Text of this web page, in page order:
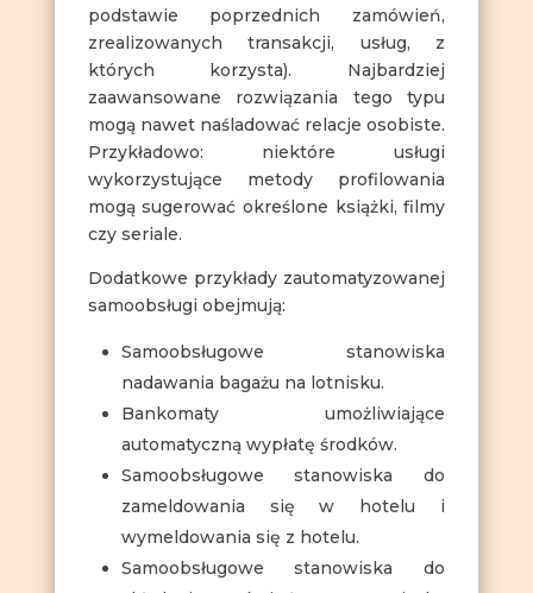
podstawie poprzednich zamówień,
zrealizowanych transakcji, usług, z
których korzysta). Najbardziej
zaawansowane rozwiązania tego typu
mogą nawet naśladować relacje osobiste.
Przykładowo: niektóre usługi
wykorzystujące metody profilowania
mogą sugerować określone książki, filmy
czy seriale.
Dodatkowe przykłady zautomatyzowanej
samoobsługi obejmują:
Samoobsługowe stanowiska
nadawania bagażu na lotnisku.
Bankomaty umożliwiające
automatyczną wypłatę środków.
Samoobsługowe stanowiska do
zameldowania się w hotelu i
wymeldowania się z hotelu.
Samoobsługowe stanowiska do